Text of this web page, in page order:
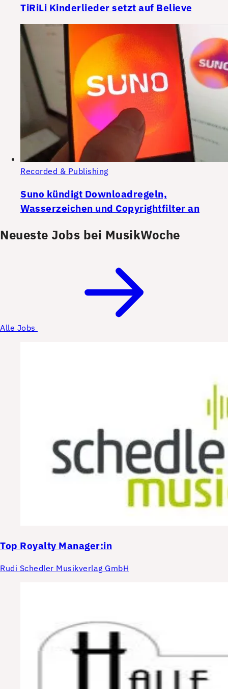
TiRiLi Kinderlieder setzt auf Believe
Recorded & Publishing
Suno kündigt Downloadregeln,
Wasserzeichen und Copyrightfilter an
Neueste Jobs bei MusikWoche
Alle Jobs
Top Royalty Manager:in
Rudi Schedler Musikverlag GmbH